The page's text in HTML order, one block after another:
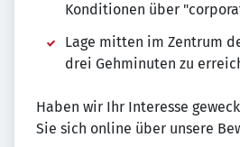
Konditionen über
Lage mitten im Zentrum
drei Gehminuten zu
Haben wir Ihr Interesse
Sie sich online über unsere